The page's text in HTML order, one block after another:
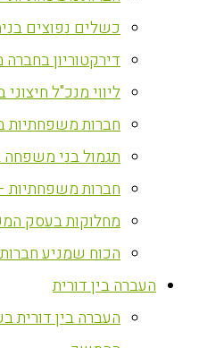
כשלים נפוצים
דירקטוריון
ליווי מנכ"ל
חברות משפחתיות
תגמול בני
חברות משפחתיות
מחלוקות בעסק
הכוח שמניע
העברה בין דורית
העברה בין דורית